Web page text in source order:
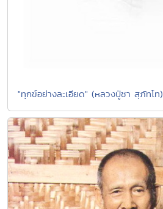
"ทุกข์อย่างละเอียด" (หลวงปู่ชา สุภัทโท)